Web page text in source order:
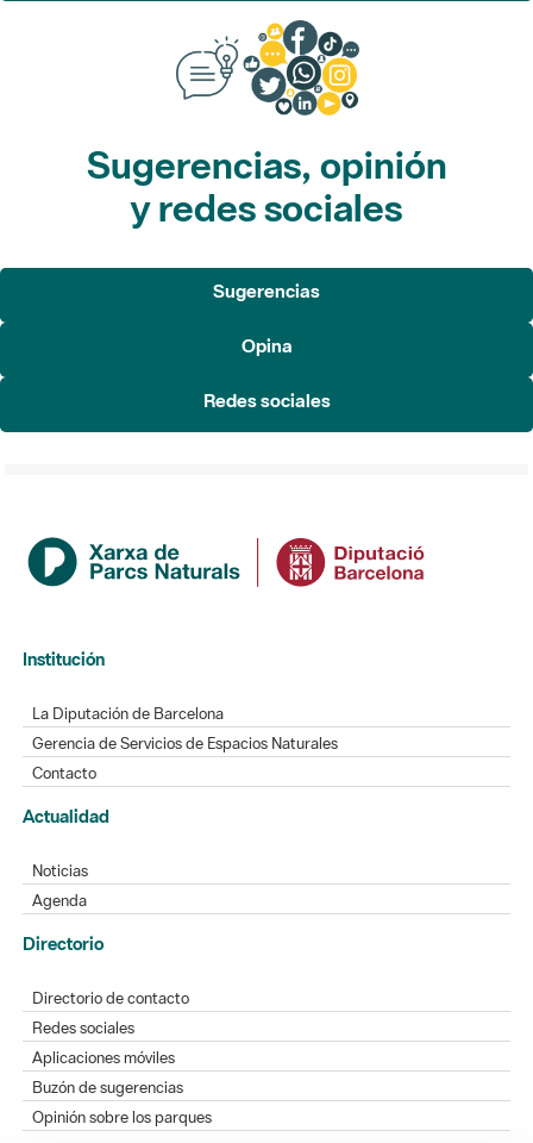
Sugerencias, opinión
y redes sociales
Sugerencias
Opina
Redes sociales
Institución
La Diputación de Barcelona
Gerencia de Servicios de Espacios Naturales
Contacto
Actualidad
Noticias
Agenda
Directorio
Directorio de contacto
Redes sociales
Aplicaciones móviles
Buzón de sugerencias
Opinión sobre los parques